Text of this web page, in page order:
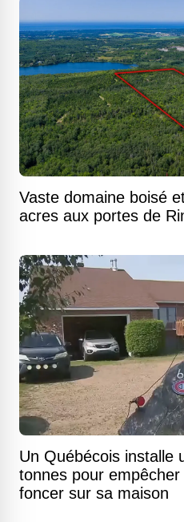
Vaste domaine boisé
acres aux portes de
Un Québécois installe
tonnes pour
foncer sur sa maison